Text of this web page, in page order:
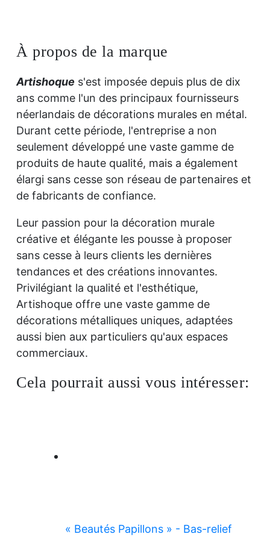
À propos de la marque
Artishoque s'est imposée depuis plus de dix
ans comme l'un des principaux fournisseurs
néerlandais de décorations murales en métal.
Durant cette période, l'entreprise a non
seulement développé une vaste gamme de
produits de haute qualité, mais a également
élargi sans cesse son réseau de partenaires et
de fabricants de confiance.
Leur passion pour la décoration murale
créative et élégante les pousse à proposer
sans cesse à leurs clients les dernières
tendances et des créations innovantes.
Privilégiant la qualité et l'esthétique,
Artishoque offre une vaste gamme de
décorations métalliques uniques, adaptées
aussi bien aux particuliers qu'aux espaces
commerciaux.
Cela pourrait aussi vous intéresser:
« Beautés Papillons » - Bas-relief